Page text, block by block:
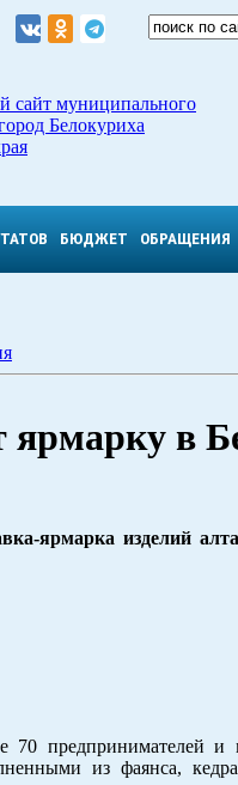
сайт муниципального
Белокуриха
БЮДЖЕТ ОБРАЩЕНИЯ
ярмарку в
ярмарка изделий
предпринимателей и
из фаянса,